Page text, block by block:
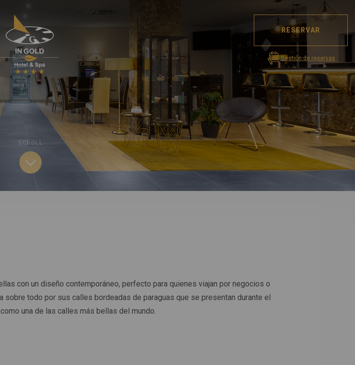
RESERVAR
Gestión de reservas
SCROLL
con un diseño contemporáneo, perfecto para quienes viajan por negocios o
sobre todo por sus calles bordeadas de paraguas que se presentan durante el
una de las calles más bellas del mundo.